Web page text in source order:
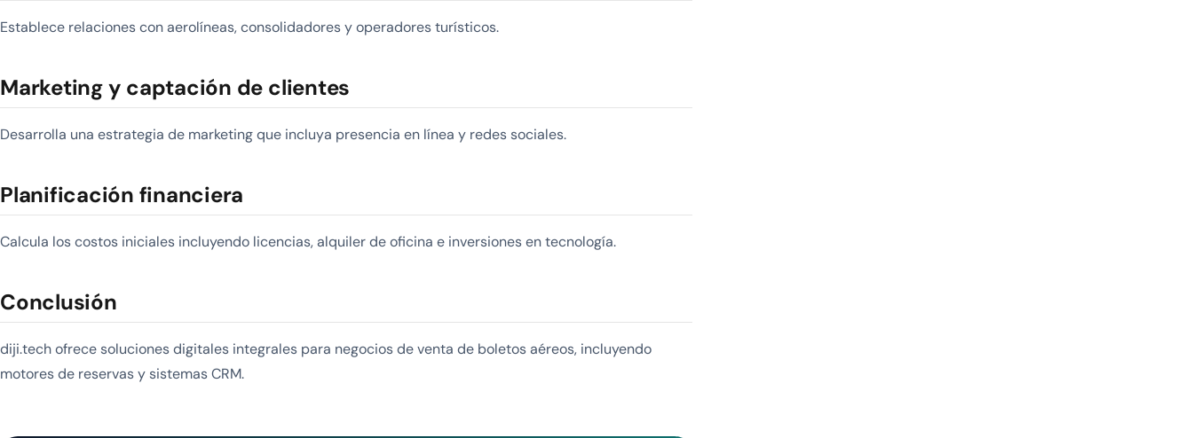
Establece relaciones con aerolíneas, consolidadores y operadores turísticos.
Marketing y captación de clientes
Desarrolla una estrategia de marketing que incluya presencia en línea y redes sociales.
Planificación financiera
Calcula los costos iniciales incluyendo licencias, alquiler de oficina e inversiones en tecnología.
Conclusión
diji.tech ofrece soluciones digitales integrales para negocios de venta de boletos aéreos, incluyendo
motores de reservas y sistemas CRM.